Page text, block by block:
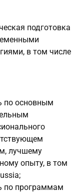
подготовка
в том числе
по основным
лучшему
опыту, в том
по программам